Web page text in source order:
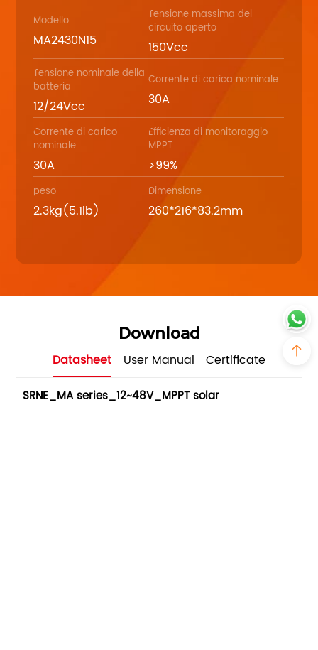
Modello
MA2430N15
Tensione massima del
circuito aperto
150Vcc
Tensione nominale della
batteria
12/24Vcc
Corrente di carica nominale
30A
Corrente di carico
nominale
30A
Efficienza di monitoraggio
MPPT
>99%
peso
2.3kg(5.1lb)
Dimensione
260*216*83.2mm
Download
Datasheet User Manual Certificate
SRNE_MA series_12~48V_MPPT solar